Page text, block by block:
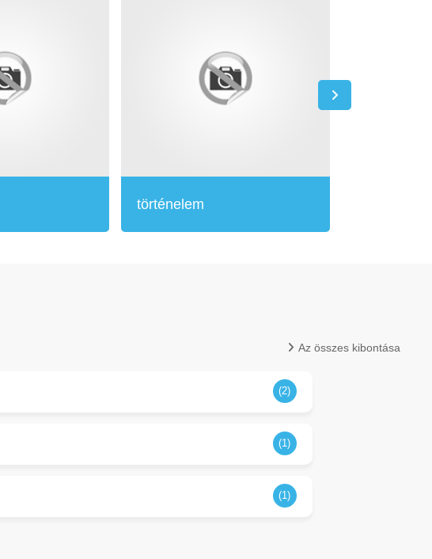
történelem
Az összes kibontása
(2)
(1)
(1)